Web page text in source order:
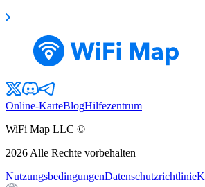
Online-KarteBlogHilfezentrum
WiFi Map LLC ©
2026 Alle Rechte vorbehalten
NutzungsbedingungenDatenschutzrichtlinie